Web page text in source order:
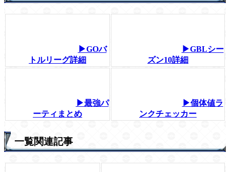
▶GOバ
トルリーグ詳細
▶GBLシー
ズン10詳細
▶最強パ
ーティまとめ
▶個体値ラ
ンクチェッカー
一覧関連記事